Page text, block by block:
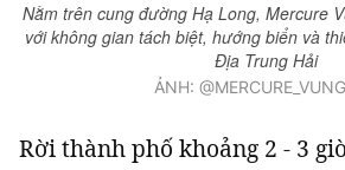
Nằm trên cung đường Hạ Long, Mercure
với không gian tách biệt, hướng biển và
Địa Trung Hải
ẢNH:
Rời thành phố khoảng 2 - 3